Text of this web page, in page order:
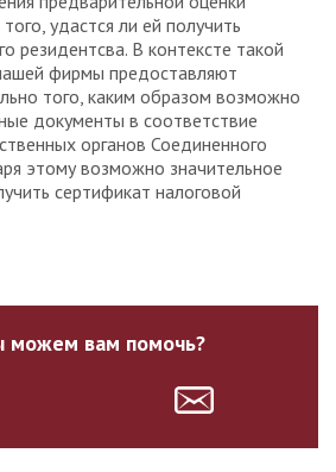
удастся ли ей получить
резидентсва. В контексте такой
фирмы предоставляют
того, каким образом возможно
документы в соответствие
органов Соединенного
этому возможно значительное
сертификат налоговой
можем вам помочь?